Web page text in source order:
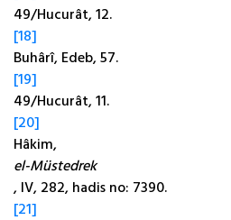
49/Hucurât, 12.
[18]
Buhârî, Edeb, 57.
[19]
49/Hucurât, 11.
[20]
Hâkim,
el-Müstedrek
, IV, 282, hadis no: 7390.
[21]